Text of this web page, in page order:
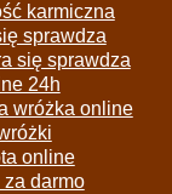
karmiczna
sprawdza
się sprawdza
24h
wróżka online
online
za darmo